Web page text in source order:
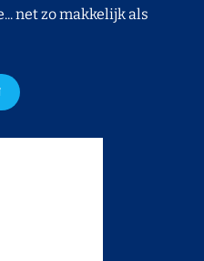
net zo makkelijk als